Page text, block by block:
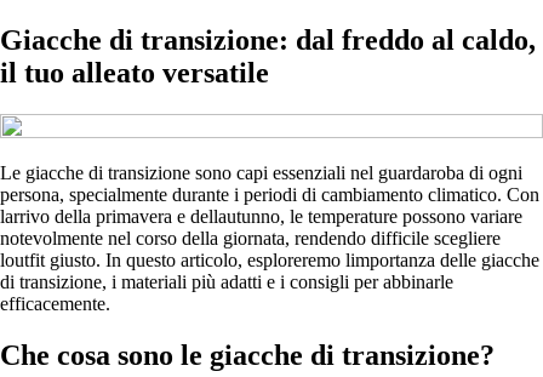
Giacche di transizione: dal freddo al caldo,
il tuo alleato versatile
Le giacche di transizione sono capi essenziali nel guardaroba di ogni
persona, specialmente durante i periodi di cambiamento climatico. Con
larrivo della primavera e dellautunno, le temperature possono variare
notevolmente nel corso della giornata, rendendo difficile scegliere
loutfit giusto. In questo articolo, esploreremo limportanza delle giacche
di transizione, i materiali più adatti e i consigli per abbinarle
efficacemente.
Che cosa sono le giacche di transizione?